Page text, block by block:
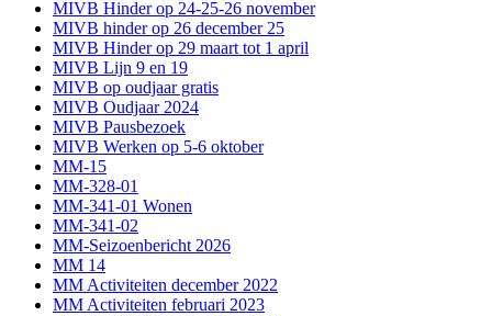
MIVB Hinder op 24-25-26 november
MIVB hinder op 26 december 25
MIVB Hinder op 29 maart tot 1 april
MIVB Lijn 9 en 19
MIVB op oudjaar gratis
MIVB Oudjaar 2024
MIVB Pausbezoek
MIVB Werken op 5-6 oktober
MM-15
MM-328-01
MM-341-01 Wonen
MM-341-02
MM-Seizoenbericht 2026
MM 14
MM Activiteiten december 2022
MM Activiteiten februari 2023